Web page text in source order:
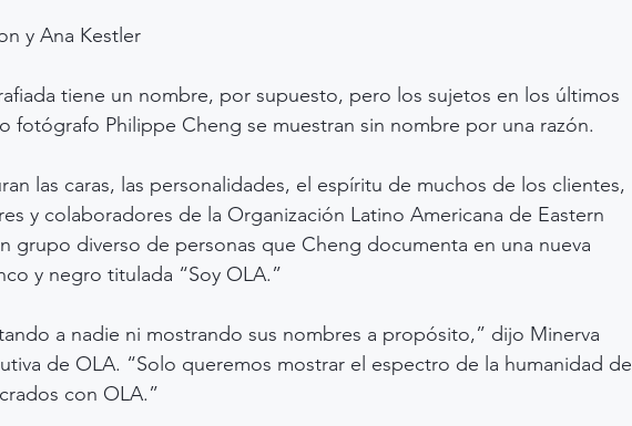
y Ana Kestler
tiene un nombre, por supuesto, pero los sujetos en los últimos
fotógrafo Philippe Cheng se muestran sin nombre por una razón.
las caras, las personalidades, el espíritu de muchos de los clientes,
y colaboradores de la Organización Latino Americana de Eastern
grupo diverso de personas que Cheng documenta en una nueva
y negro titulada “Soy OLA.”
a nadie ni mostrando sus nombres a propósito,” dijo Minerva
de OLA. “Solo queremos mostrar el espectro de la humanidad de
con OLA.”